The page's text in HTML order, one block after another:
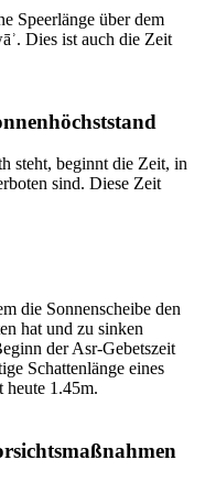
Speerlänge über dem
Dies ist auch die Zeit
steht, beginnt die Zeit, in
sind. Diese Zeit
die Sonnenscheibe den
hat und zu sinken
der Asr-Gebetszeit
Schattenlänge eines
heute 1.45m.